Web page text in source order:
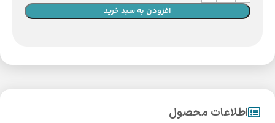
افزودن به سبد خرید
اطلاعات محصول